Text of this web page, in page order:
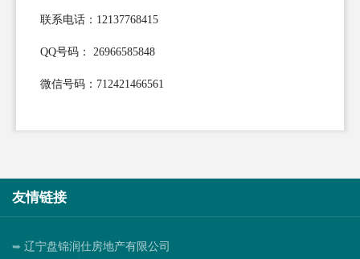
联系电话：12137768415
QQ号码： 26966585848
微信号码：712421466561
友情链接
辽宁盘锦润仕房地产有限公司